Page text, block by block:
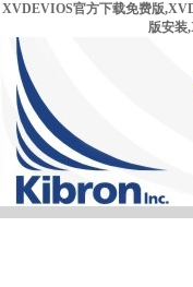
XVDEVIOS官方下载免费版
版安装